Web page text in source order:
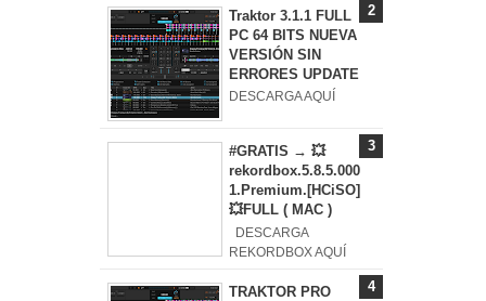
Traktor 3.1.1 FULL
PC 64 BITS NUEVA
VERSIÓN SIN
ERRORES UPDATE
DESCARGA AQUÍ
#GRATIS → 💥
rekordbox.5.8.5.000
1.Premium.[HCiSO]
💥FULL ( MAC )
DESCARGA
REKORDBOX AQUÍ
TRAKTOR PRO